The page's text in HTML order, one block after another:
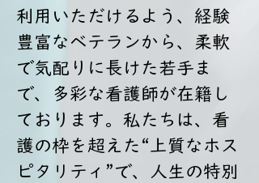
利用いただけるよう、経験
豊富なベテランから、柔軟
で気配りに長けた若手ま
で、多彩な看護師が在籍し
ております。私たちは、看
護の枠を超えた“上質なホス
ピタリティ”で、人生の特別